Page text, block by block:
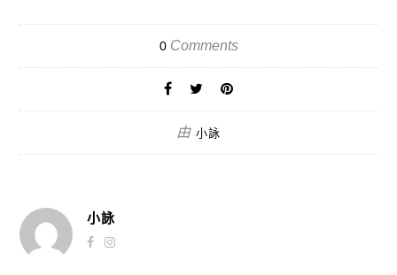
0Comments
由 小詠
小詠